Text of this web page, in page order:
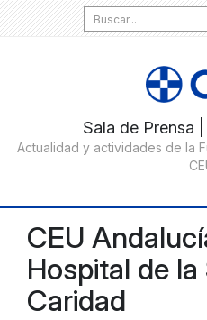
Search
for:
CEU
Hospital de la
Caridad